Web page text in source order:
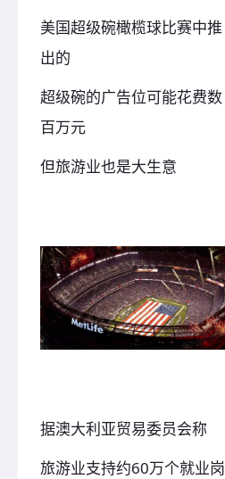
美国超级碗橄榄球比赛中推
出的
超级碗的广告位可能花费数
百万元
但旅游业也是大生意
据澳大利亚贸易委员会称
旅游业支持约60万个就业岗